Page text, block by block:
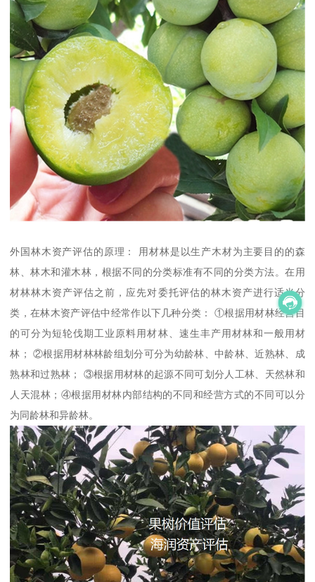
外国林木资产评估的原理： 用材林是以生产木材为主要目的的森
林、林木和灌木林，根据不同的分类标准有不同的分类方法。在用
材林林木资产评估之前，应先对委托评估的林木资产进行适当分
类，在林木资产评估中经常作以下几种分类： ①根据用材林经营目
的可分为短轮伐期工业原料用材林、速生丰产用材林和一般用材
林； ②根据用材林林龄组划分可分为幼龄林、中龄林、近熟林、成
熟林和过熟林； ③根据用材林的起源不同可划分人工林、天然林和
人天混林；④根据用材林内部结构的不同和经营方式的不同可以分
为同龄林和异龄林。